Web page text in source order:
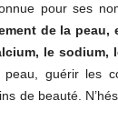
pour ses
de la peau,
le sodium,
guérir les
de beauté.